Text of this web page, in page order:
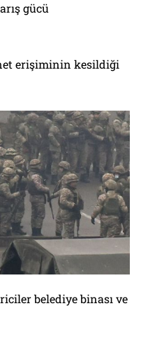
gücü
erişiminin kesildiği
belediye binası ve